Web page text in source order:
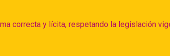
correcta y lícita, respetando la legislación